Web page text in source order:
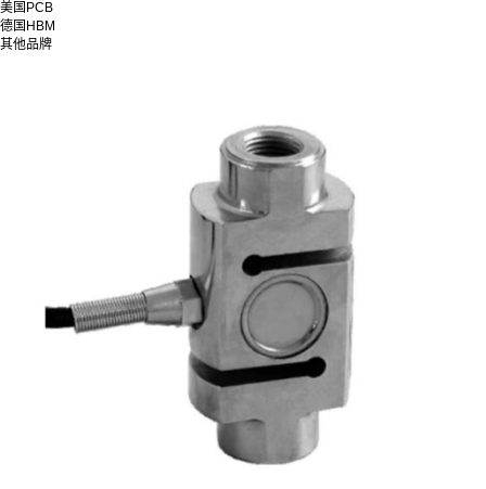
美国PCB
德国HBM
其他品牌